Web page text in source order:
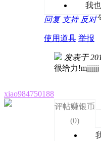
我
回复 支持 反对
使用道具 举报
xiao984750188
发表于
很给力!mjjjjjj
评帖赚银币
(0)